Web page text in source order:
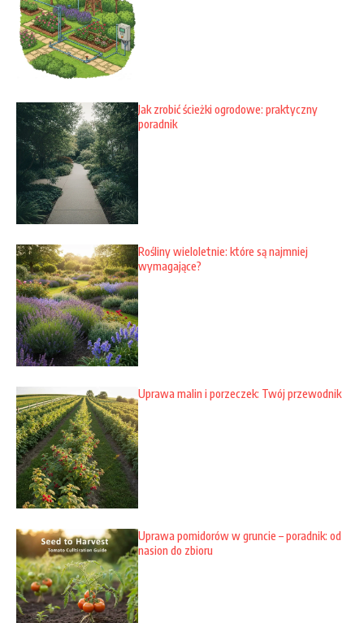
Jak zrobić ścieżki ogrodowe: praktyczny
poradnik
Rośliny wieloletnie: które są najmniej
wymagające?
Uprawa malin i porzeczek: Twój przewodnik
Uprawa pomidorów w gruncie – poradnik: od
nasion do zbioru